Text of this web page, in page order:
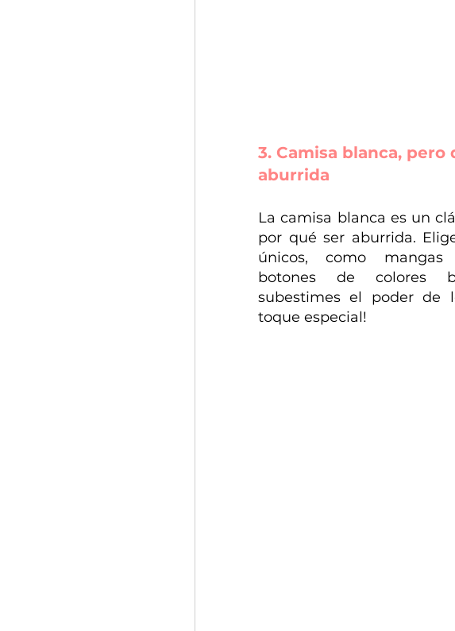
3. Camisa blanca, pero
aburrida
La camisa blanca es un
por qué ser aburrida.
únicos, como mangas
botones de colores
subestimes el poder de
toque especial!